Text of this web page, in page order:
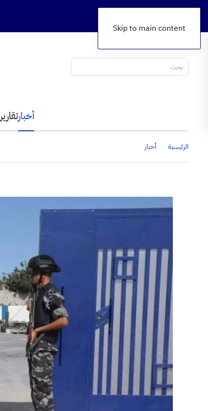
Skip to main content
أخبارتقارير
الرئيسية أخبار